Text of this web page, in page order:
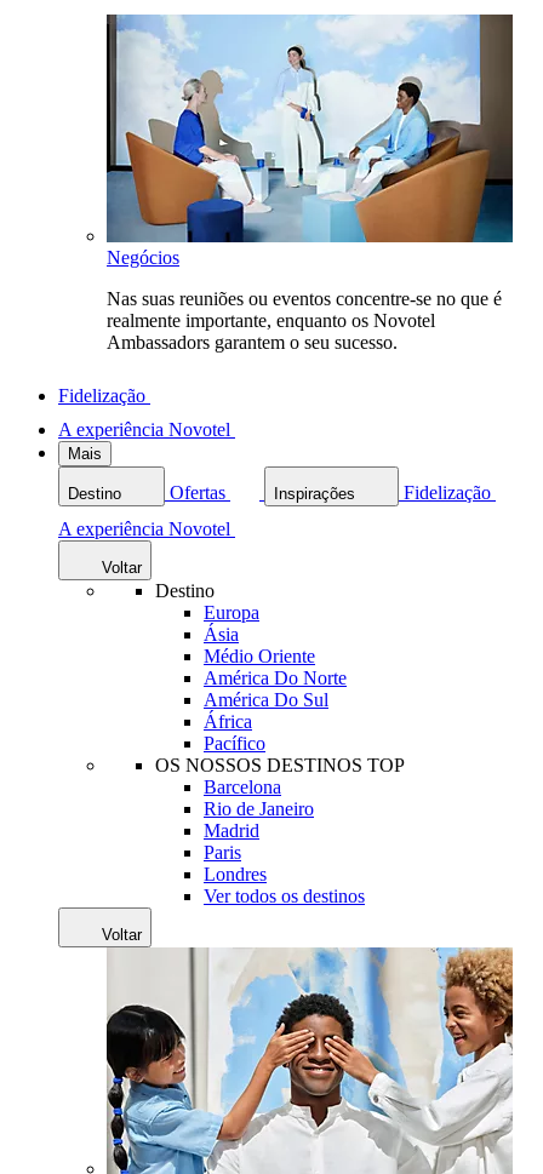
Negócios
Nas suas reuniões ou eventos concentre-se no que é
realmente importante, enquanto os Novotel
Ambassadors garantem o seu sucesso.
Fidelização
A experiência Novotel
Mais
Destino Ofertas Inspirações
Fidelização
A experiência Novotel
Voltar
Destino
Europa
Ásia
Médio Oriente
América Do Norte
América Do Sul
África
Pacífico
OS NOSSOS DESTINOS TOP
Barcelona
Rio de Janeiro
Madrid
Paris
Londres
Ver todos os destinos
Voltar